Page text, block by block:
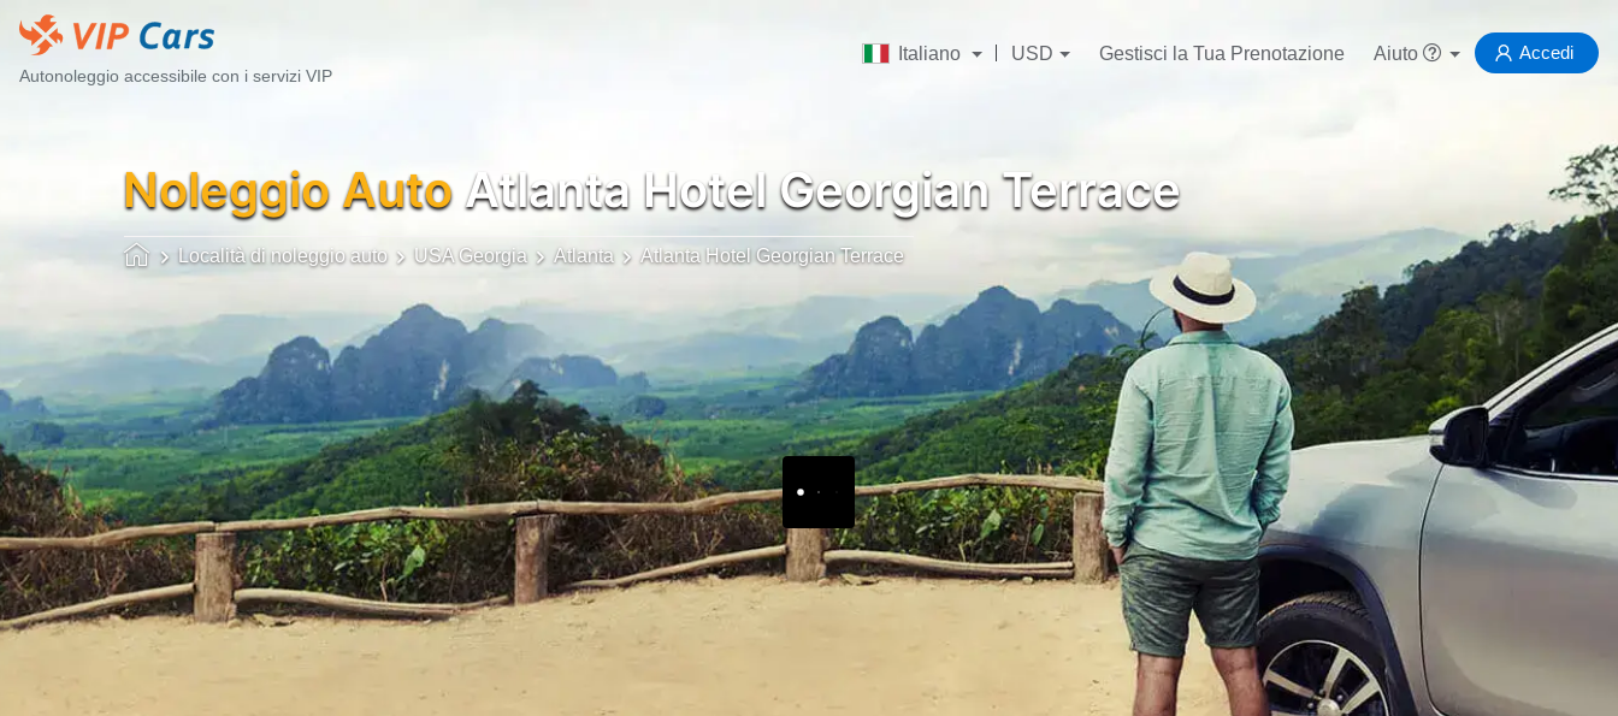
Autonoleggio accessibile con i servizi VIP
Italiano USD Gestisci la Tua Prenotazione Aiuto Accedi
Noleggio Auto Atlanta Hotel Georgian Terrace
Località di noleggio auto USA Georgia Atlanta Atlanta Hotel Georgian Terrace